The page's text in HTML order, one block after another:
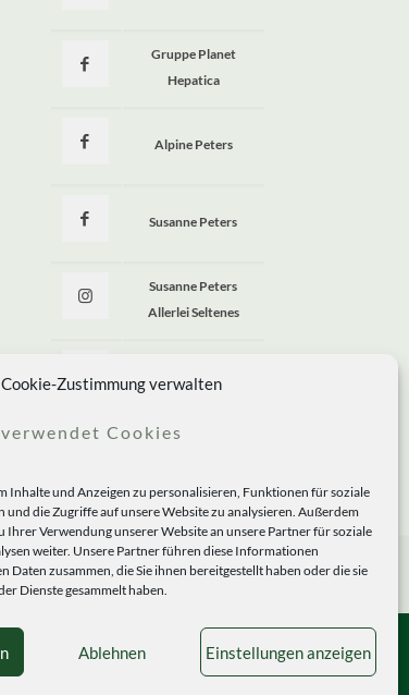
Cookie-Zustimmung verwalten
Cookies
Inhalte und Anzeigen zu personalisieren, Funktionen für soziale
und die Zugriffe auf unsere Website zu analysieren. Außerdem
Verwendung unserer Website an unsere Partner für soziale
weiter. Unsere Partner führen diese Informationen
Daten zusammen, die Sie ihnen bereitgestellt haben oder die sie
Dienste gesammelt haben.
Ablehnen Einstellungen anzeigen
Gruppe Planet
Hepatica
Alpine Peters
Susanne Peters
Susanne Peters
Allerlei Seltenes
Allerlei Seltenes